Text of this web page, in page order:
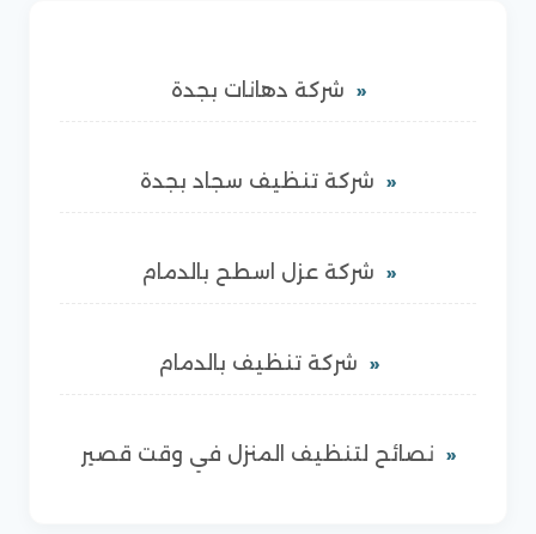
شركة دهانات بجدة
شركة تنظيف سجاد بجدة
شركة عزل اسطح بالدمام
شركة تنظيف بالدمام
نصائح لتنظيف المنزل في وقت قصير